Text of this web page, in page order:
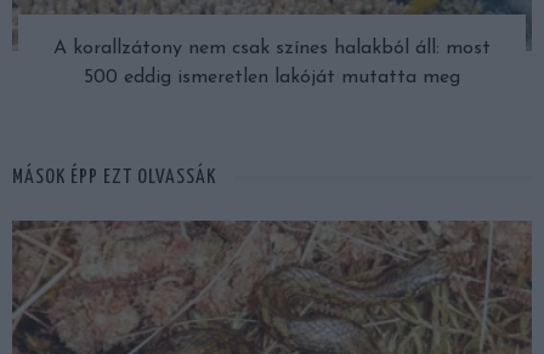
A korallzátony nem csak színes halakból áll: most
500 eddig ismeretlen lakóját mutatta meg
MÁSOK ÉPP EZT OLVASSÁK